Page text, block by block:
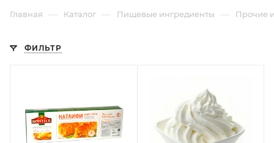
Главная — Каталог — Пищевые ингредиенты — Прочие
ФИЛЬТР